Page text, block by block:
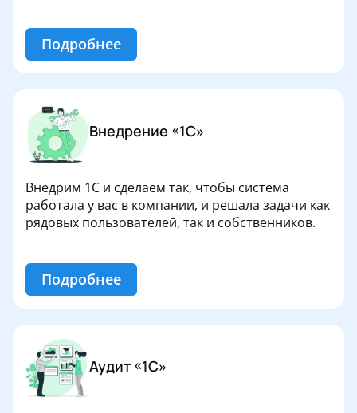
Подробнее
Внедрение «1С»
Внедрим 1С и сделаем так, чтобы система
работала у вас в компании, и решала задачи как
рядовых пользователей, так и собственников.
Подробнее
Аудит «1С»